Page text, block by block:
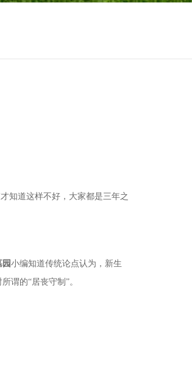
知道这样不好，大家都是三年之
园小编知道传统论点认为，新生
谓的“居丧守制”。